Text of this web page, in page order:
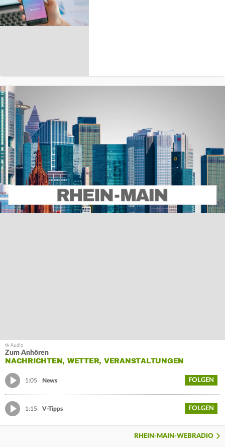
Zum Anhören
NACHRICHTEN, WETTER, VERANSTALTUNGEN
1:05 News FOLGEN
1:15 V-Tipps FOLGEN
RHEIN-MAIN-WEBRADIO